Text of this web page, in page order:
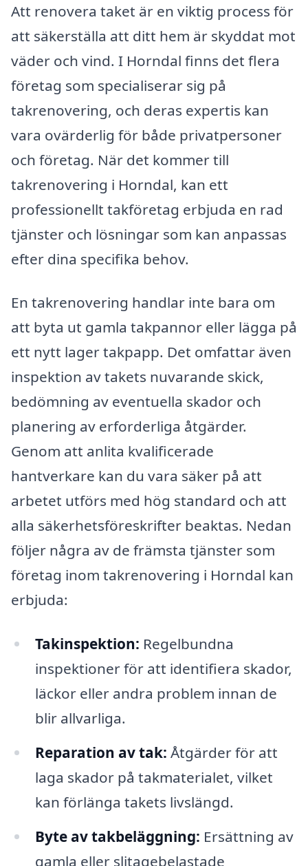
Att renovera taket är en viktig process för
att säkerställa att ditt hem är skyddat mot
väder och vind. I Horndal finns det flera
företag som specialiserar sig på
takrenovering, och deras expertis kan
vara ovärderlig för både privatpersoner
och företag. När det kommer till
takrenovering i Horndal, kan ett
professionellt takföretag erbjuda en rad
tjänster och lösningar som kan anpassas
efter dina specifika behov.
En takrenovering handlar inte bara om
att byta ut gamla takpannor eller lägga på
ett nytt lager takpapp. Det omfattar även
inspektion av takets nuvarande skick,
bedömning av eventuella skador och
planering av erforderliga åtgärder.
Genom att anlita kvalificerade
hantverkare kan du vara säker på att
arbetet utförs med hög standard och att
alla säkerhetsföreskrifter beaktas. Nedan
följer några av de främsta tjänster som
företag inom takrenovering i Horndal kan
erbjuda:
Takinspektion: Regelbundna
inspektioner för att identifiera skador,
läckor eller andra problem innan de
blir allvarliga.
Reparation av tak: Åtgärder för att
laga skador på takmaterialet, vilket
kan förlänga takets livslängd.
Byte av takbeläggning: Ersättning av
gamla eller slitagebelastade